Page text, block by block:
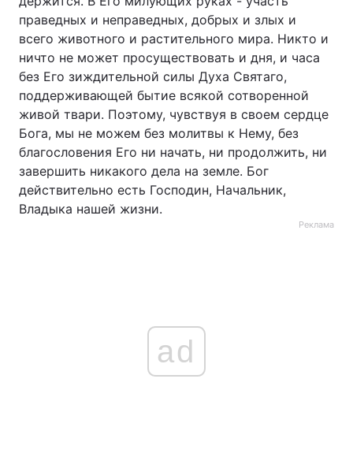
праведных и неправедных, добрых и злых и
всего животного и растительного мира. Никто и
ничто не может просуществовать и дня, и часа
без Его зиждительной силы Духа Святаго,
поддерживающей бытие всякой сотворенной
живой твари. Поэтому, чувствуя в своем сердце
Бога, мы не можем без молитвы к Нему, без
благословения Его ни начать, ни продолжить, ни
завершить никакого дела на земле. Бог
действительно есть Господин, Начальник,
Владыка нашей жизни.
Реклама
ad